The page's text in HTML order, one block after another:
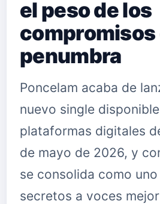
el peso de los
compromisos
penumbra
Poncelam acaba de
nuevo single
plataformas digitales
de mayo de 2026, y
se consolida como
secretos a voces